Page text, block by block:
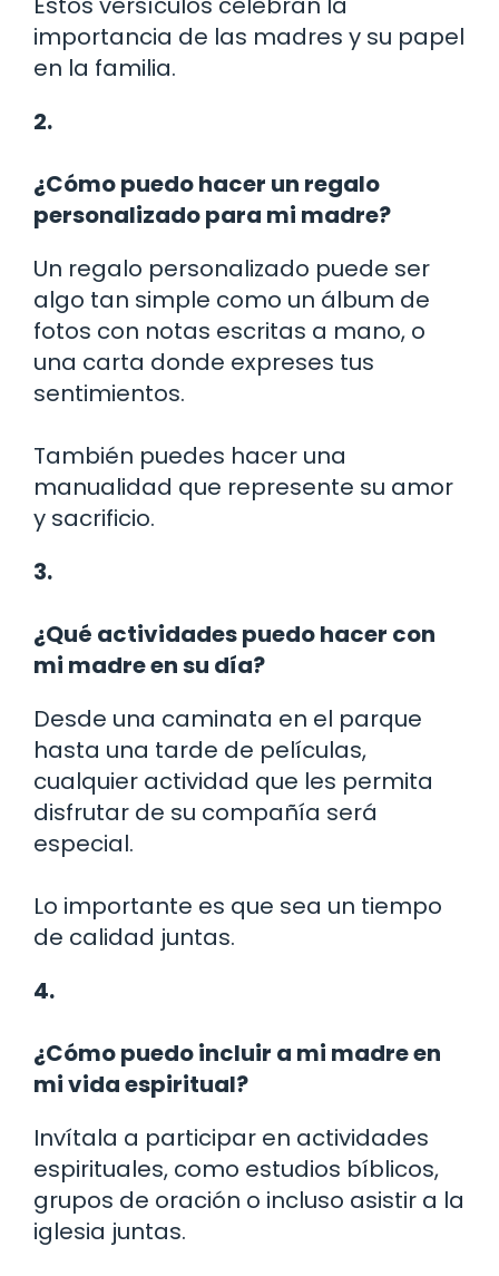
importancia de las madres y su papel
en la familia.
2.
¿Cómo puedo hacer un regalo
personalizado para mi madre?
Un regalo personalizado puede ser
algo tan simple como un álbum de
fotos con notas escritas a mano, o
una carta donde expreses tus
sentimientos.
También puedes hacer una
manualidad que represente su amor
y sacrificio.
3.
¿Qué actividades puedo hacer con
mi madre en su día?
Desde una caminata en el parque
hasta una tarde de películas,
cualquier actividad que les permita
disfrutar de su compañía será
especial.
Lo importante es que sea un tiempo
de calidad juntas.
4.
¿Cómo puedo incluir a mi madre en
mi vida espiritual?
Invítala a participar en actividades
espirituales, como estudios bíblicos,
grupos de oración o incluso asistir a la
iglesia juntas.